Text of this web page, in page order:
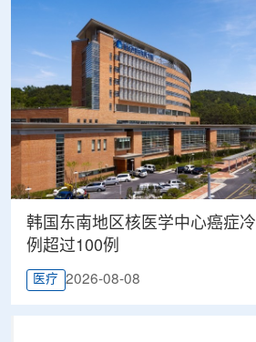
韩国东南地区核医学中心癌症
例超过100例
医疗 2026-08-08